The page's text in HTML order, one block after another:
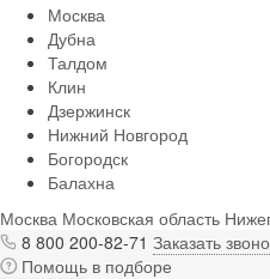
Москва
Дубна
Талдом
Клин
Дзержинск
Нижний Новгород
Богородск
Балахна
Москва Московская область
8 800 200-82-71 Заказать
Помощь в подборе